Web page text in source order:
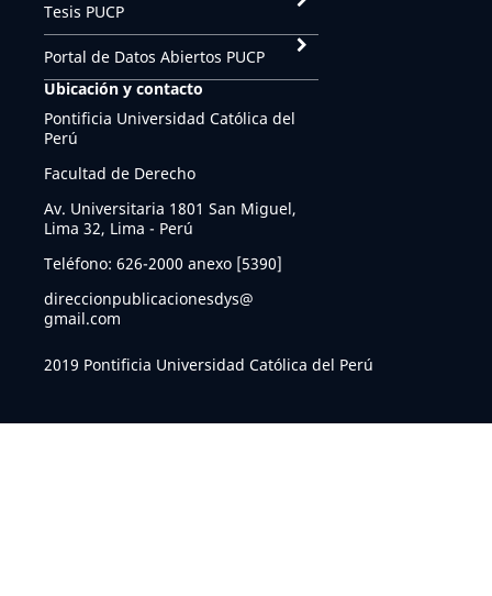
Tesis PUCP
Portal de Datos Abiertos PUCP
Ubicación y contacto
Pontificia Universidad Católica del
Perú
Facultad de Derecho
Av. Universitaria 1801 San Miguel,
Lima 32, Lima - Perú
Teléfono: 626-2000 anexo [5390]
direccionpublicacionesdys@
gmail.com
2019 Pontificia Universidad Católica del Perú